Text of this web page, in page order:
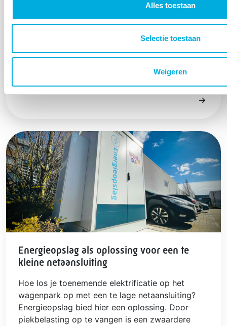
Alles toestaan
Selectie toestaan
Weigeren
Smart Grid voor AH Geldermalsen
Batenburg heeft samen met Switch Energy
Albert Heijn geholpen met het zetten van de
Energieopslag als oplossing voor een te
kleine netaansluiting
Hoe los je toenemende elektrificatie op het
wagenpark op met een te lage netaansluiting?
Energieopslag bied hier een oplossing. Door
piekbelasting op te vangen is een zwaardere